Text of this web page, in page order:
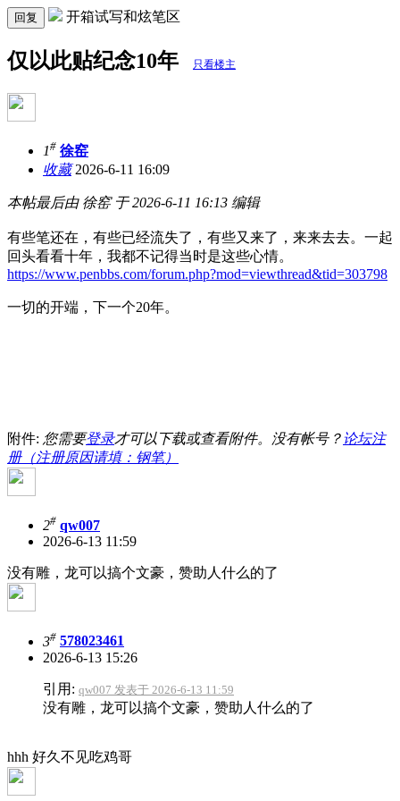
回复 开箱试写和炫笔区
仅以此贴纪念10年 只看楼主
1# 徐窑
收藏2026-6-11 16:09
本帖最后由 徐窑 于 2026-6-11 16:13 编辑
有些笔还在，有些已经流失了，有些又来了，来来去去。一起
回头看看十年，我都不记得当时是这些心情。
https://www.penbbs.com/forum.php?mod=viewthread&tid=303798
一切的开端，下一个20年。
附件: 您需要登录才可以下载或查看附件。没有帐号？论坛注
册（注册原因请填：钢笔）
2# qw007
2026-6-13 11:59
没有雕，龙可以搞个文豪，赞助人什么的了
3# 578023461
2026-6-13 15:26
引用: qw007 发表于 2026-6-13 11:59
没有雕，龙可以搞个文豪，赞助人什么的了
hhh 好久不见吃鸡哥